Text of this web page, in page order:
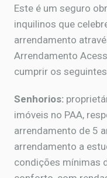
Este é um seguro
inquilinos que
arrendamento
Arrendamento
cumprir os
Senhorios:
imóveis no PAA,
arrendamento de 5
arrendamento a
condições mínimas